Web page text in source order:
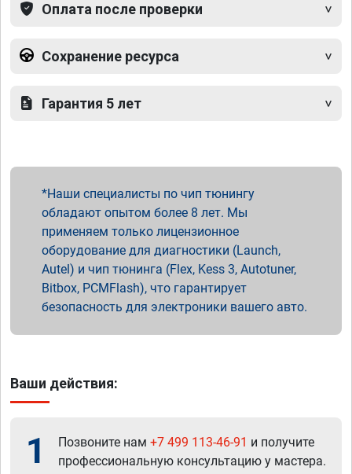
Оплата после проверки
Сохранение ресурса
Гарантия 5 лет
Наши специалисты по чип тюнингу
обладают опытом более 8 лет. Мы
применяем только лицензионное
оборудование для диагностики (Launch,
Autel) и чип тюнинга (Flex, Kess 3, Autotuner,
Bitbox, PCMFlash), что гарантирует
безопасность для электроники вашего авто.
Ваши действия:
1 Позвоните нам +7 499 113-46-91 и получите
профессиональную консультацию у мастера.